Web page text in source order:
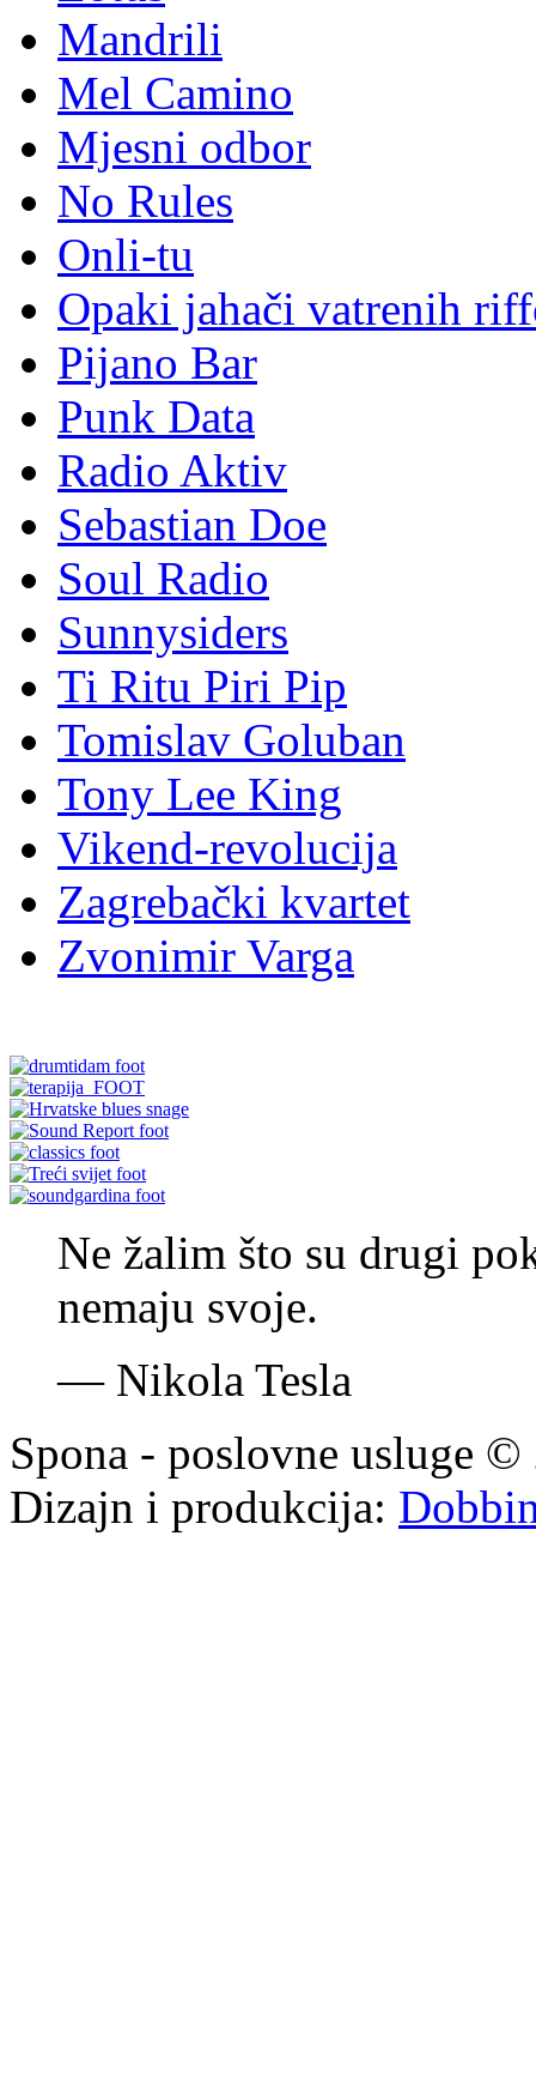
Mandrili
Mel Camino
Mjesni odbor
No Rules
Onli-tu
Opaki jahači vatrenih
Pijano Bar
Punk Data
Radio Aktiv
Sebastian Doe
Soul Radio
Sunnysiders
Ti Ritu Piri Pip
Tomislav Goluban
Tony Lee King
Vikend-revolucija
Zagrebački kvartet
Zvonimir Varga
Ne žalim što su drugi
nemaju svoje.
—Nikola Tesla
Spona - poslovne usluge
Dizajn i produkcija: